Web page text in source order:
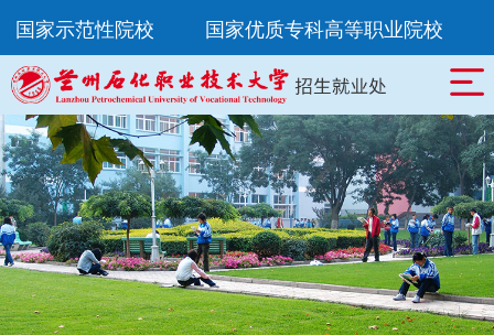
国家示范性院校 国家优质专科高等职业院校